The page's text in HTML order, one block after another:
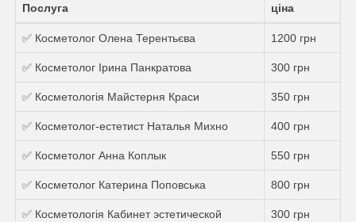
Послуга
ціна
✅ Косметолог Олена Терентьєва 1200 грн
✅ Косметолог Ірина Панкратова 300 грн
✅ Косметологія Майстерня Краси 350 грн
✅ Косметолог-естетист Наталья Михно 400 грн
✅ Косметолог Анна Коплык 550 грн
✅ Косметолог Катерина Поповська 800 грн
✅ Косметологія Кабинет эстетической
300 грн